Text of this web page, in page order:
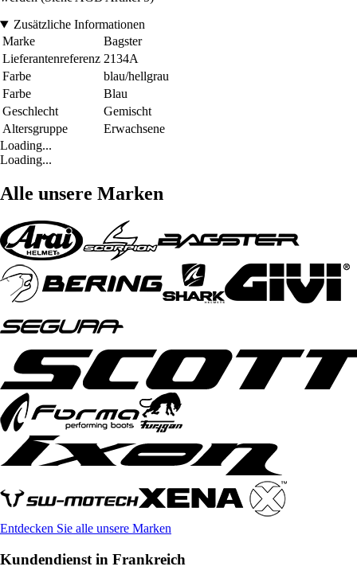
Zusätzliche Informationen
Marke
Bagster
Lieferantenreferenz 2134A
Farbe
blau/hellgrau
Farbe
Blau
Geschlecht
Gemischt
Altersgruppe
Erwachsene
Loading...
Loading...
Alle unsere Marken
Entdecken Sie alle unsere Marken
Kundendienst in Frankreich